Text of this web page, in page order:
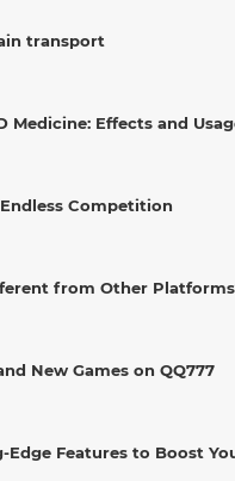
transport
Medicine: Effects and
Competition
from Other
New Games on QQ777
Features to Boost